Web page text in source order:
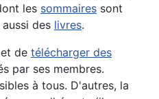
les sommaires sont
des livres.
de télécharger des
par ses membres.
à tous. D'autres, la